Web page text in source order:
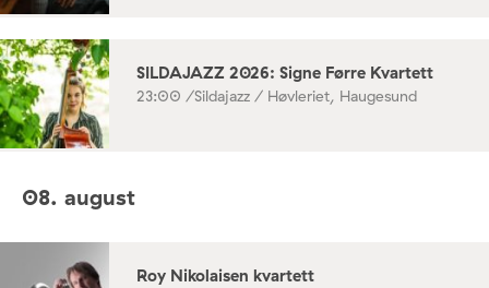
SILDAJAZZ 2026: Signe Førre Kvartett
23:00 /Sildajazz / Høvleriet, Haugesund
08. august
Roy Nikolaisen kvartett